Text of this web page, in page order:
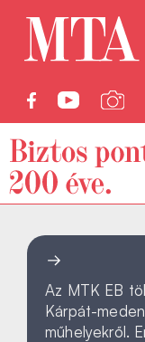
Az MTK EB
Kárpát-
műhelyekről.